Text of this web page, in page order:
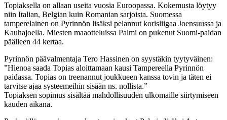
Topiaksella on allaan useita vuosia Euroopassa. Kokemusta löytyy
niin Italian, Belgian kuin Romanian sarjoista. Suomessa
tamperelainen on Pyrinnön lisäksi pelannut korisliigaa Joensuussa ja
Kauhajoella. Miesten maaotteluissa Palmi on pukenut Suomi-paidan
päälleen 44 kertaa.
Pyrinnön päävalmentaja Tero Hassinen on syystäkin tyytyväinen:
”Hienoa saada Topias aloittamaan kausi Tampereella Pyrinnön
paidassa. Topias on treenannut joukkueen kanssa tovin ja täten ei
tarvitse ajaa systeemeihin sisään ns. nollista.”
Topiaksen sopimus sisältää mahdollisuuden ulkomaille siirtymiseen
kauden aikana.